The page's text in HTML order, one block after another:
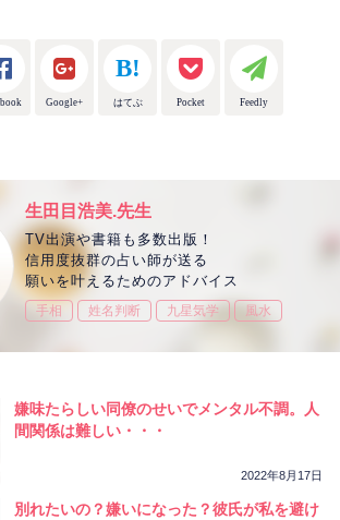
Google+ はてぶ Pocket Feedly
生田目浩美.先生
TV出演や書籍も多数出版！
信用度抜群の占い師が送る
願いを叶えるためのアドバイス
手相 姓名判断 九星気学 風水
嫌味たらしい同僚のせいでメンタル不調。人
間関係は難しい・・・
2022年8月17日
別れたいの？嫌いになった？彼氏が私を避け